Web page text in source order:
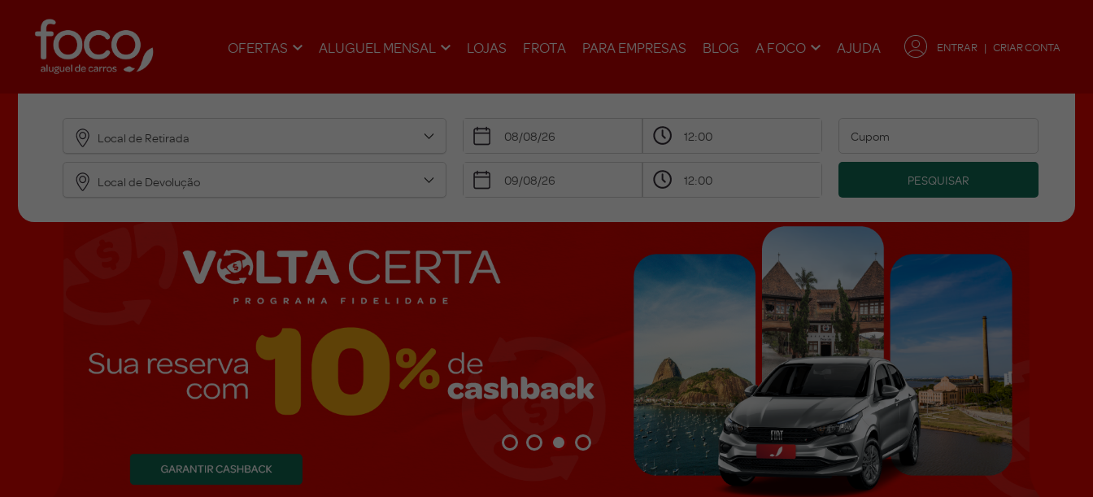
OFERTAS ALUGUEL MENSAL LOJAS FROTA PARA EMPRESAS BLOG A FOCO AJUDA ENTRAR CRIAR CONTA
Local de Retirada
Local de Devolução PESQUISAR